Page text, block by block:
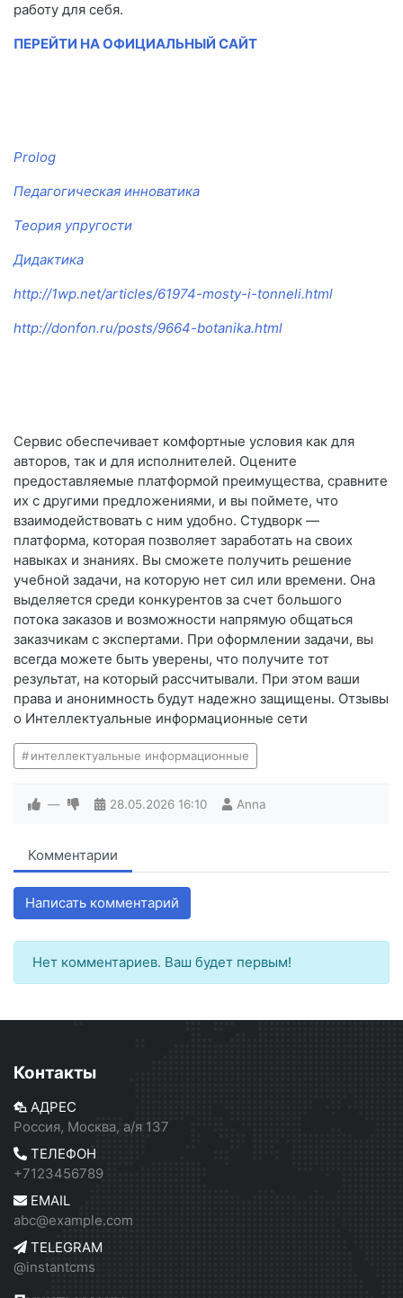
работу для себя.
ПЕРЕЙТИ НА ОФИЦИАЛЬНЫЙ САЙТ
Prolog
Педагогическая инноватика
Теория упругости
Дидактика
http://1wp.net/articles/61974-mosty-i-tonneli.html
http://donfon.ru/posts/9664-botanika.html
Сервис обеспечивает комфортные условия как для
авторов, так и для исполнителей. Оцените
предоставляемые платформой преимущества, сравните
их с другими предложениями, и вы поймете, что
взаимодействовать с ним удобно. Студворк —
платформа, которая позволяет заработать на своих
навыках и знаниях. Вы сможете получить решение
учебной задачи, на которую нет сил или времени. Она
выделяется среди конкурентов за счет большого
потока заказов и возможности напрямую общаться
заказчикам с экспертами. При оформлении задачи, вы
всегда можете быть уверены, что получите тот
результат, на который рассчитывали. При этом ваши
права и анонимность будут надежно защищены. Отзывы
о Интеллектуальные информационные сети
интеллектуальные информационные
— 28.05.2026 16:10 Anna
Комментарии
Написать комментарий
Нет комментариев. Ваш будет первым!
Контакты
АДРЕС
Россия, Москва, а/я 137
ТЕЛЕФОН
+7123456789
EMAIL
abc@example.com
TELEGRAM
@instantcms